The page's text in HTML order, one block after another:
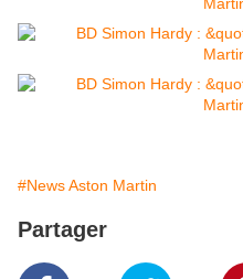
#News Aston Martin
Partager